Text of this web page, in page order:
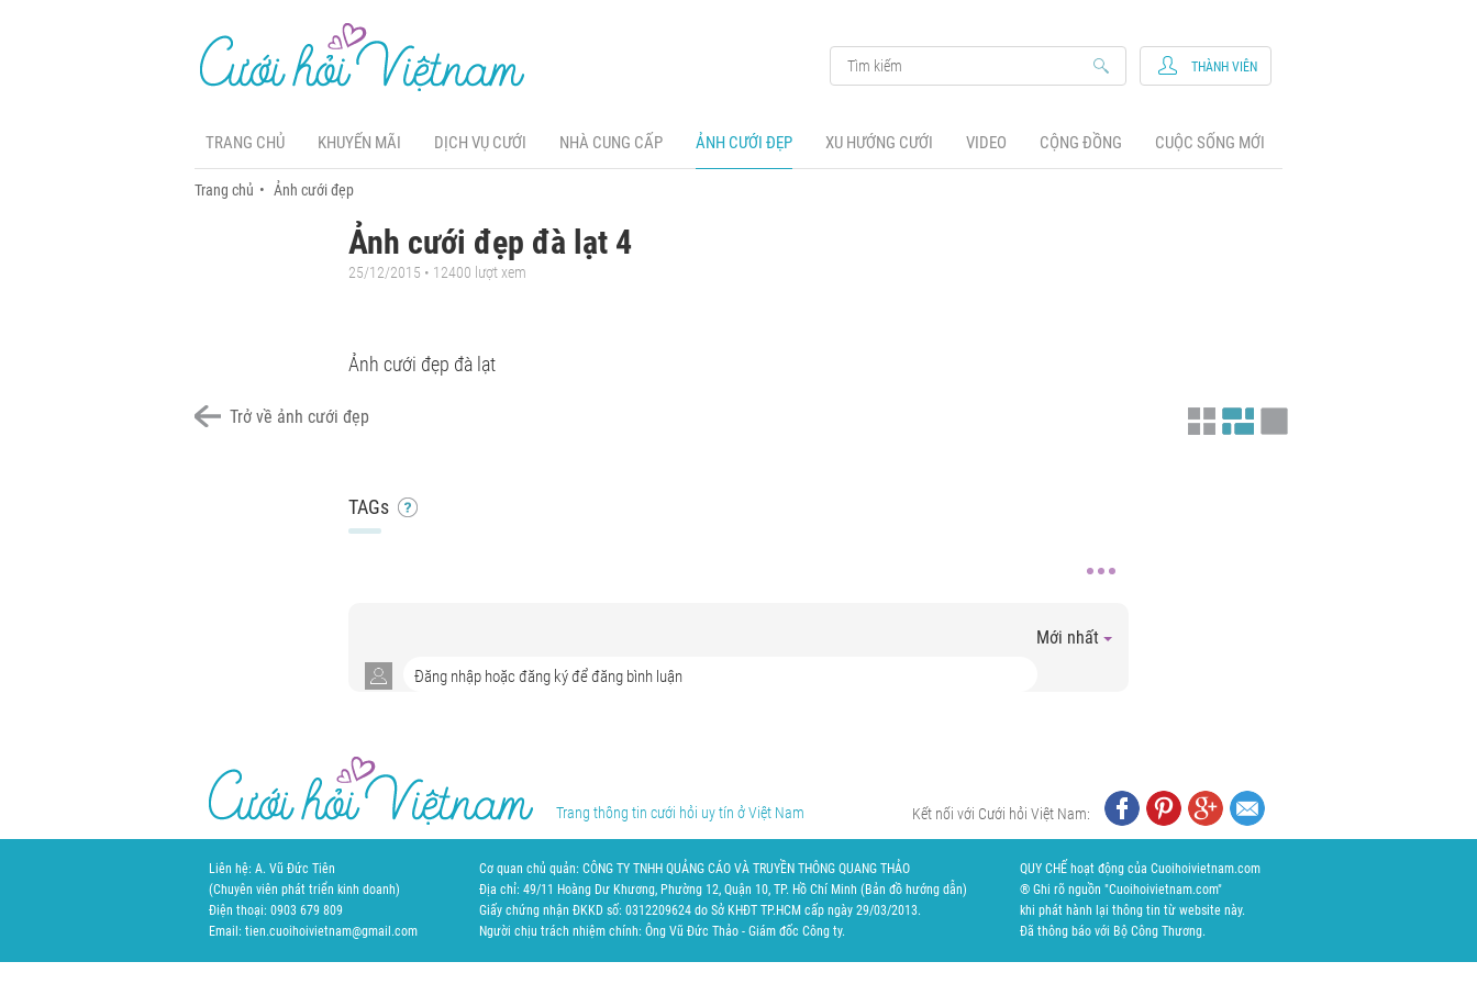
TRANG CHỦ KHUYẾN MÃI DỊCH VỤ CƯỚI NHÀ CUNG CẤP ẢNH CƯỚI ĐẸP XU HƯỚNG CƯỚI VIDEO CỘNG ĐỒNG CUỘC SỐNG MỚI
THÀNH VIÊN
Trang chủ Ảnh cưới đẹp
Ảnh cưới đẹp đà lạt 4
25/12/2015 • 12400 lượt xem
Ảnh cưới đẹp đà lạt
Trở về ảnh cưới đẹp
TAGs
Mới nhất
Trang thông tin cưới hỏi uy tín ở Việt Nam Kết nối với Cưới hỏi Việt Nam:
Liên hệ: A. Vũ Đức Tiên
(Chuyên viên phát triển kinh doanh)
Điện thoại: 0903 679 809
Email: tien.cuoihoivietnam@gmail.com
Cơ quan chủ quản: CÔNG TY TNHH QUẢNG CÁO VÀ TRUYỀN THÔNG QUANG THẢO
Địa chỉ: 49/11 Hoàng Dư Khương, Phường 12, Quận 10, TP. Hồ Chí Minh ( Bản đồ hướng dẫn)
Giấy chứng nhận ĐKKD số: 0312209624 do Sở KHĐT TP.HCM cấp ngày 29/03/2013.
Người chịu trách nhiệm chính: Ông Vũ Đức Thảo - Giám đốc Công ty.
QUY CHẾ hoạt động của Cuoihoivietnam.com
® Ghi rõ nguồn "Cuoihoivietnam.com"
khi phát hành lại thông tin từ website này.
Đã thông báo với Bộ Công Thương.